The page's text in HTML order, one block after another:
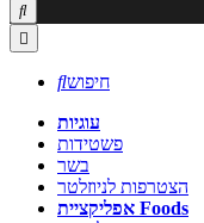


חיפוש
עוגיות
פשטידות
בשר
הצטרפות לניוזלטר
אפליקציית Foods